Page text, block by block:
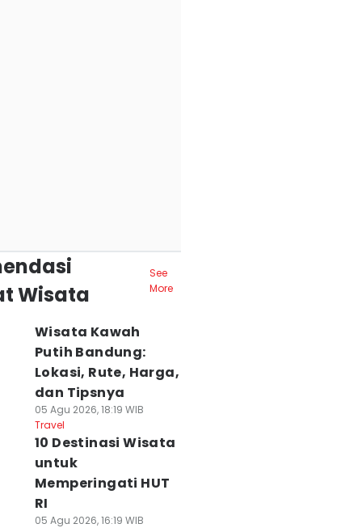
Wisata
See
More
Wisata Kawah
Putih Bandung:
Lokasi, Rute, Harga,
dan Tipsnya
05 Agu 2026, 18:19 WIB
Travel
10 Destinasi Wisata
untuk
Memperingati HUT
RI
05 Agu 2026, 16:19 WIB